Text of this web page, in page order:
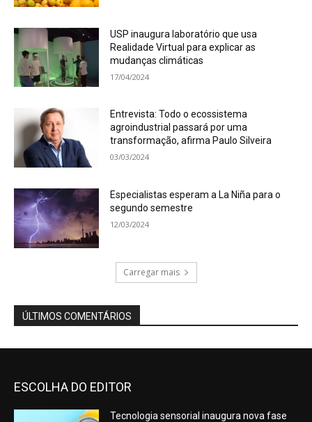
USP inaugura laboratório que usa
Realidade Virtual para explicar as
mudanças climáticas
17/04/2024
Entrevista: Todo o ecossistema
agroindustrial passará por uma
transformação, afirma Paulo Silveira
03/03/2024
Especialistas esperam a La Niña para o
segundo semestre
12/03/2024
Carregar mais
ÚLTIMOS COMENTÁRIOS
ESCOLHA DO EDITOR
Tecnologia sensorial inaugura nova fase